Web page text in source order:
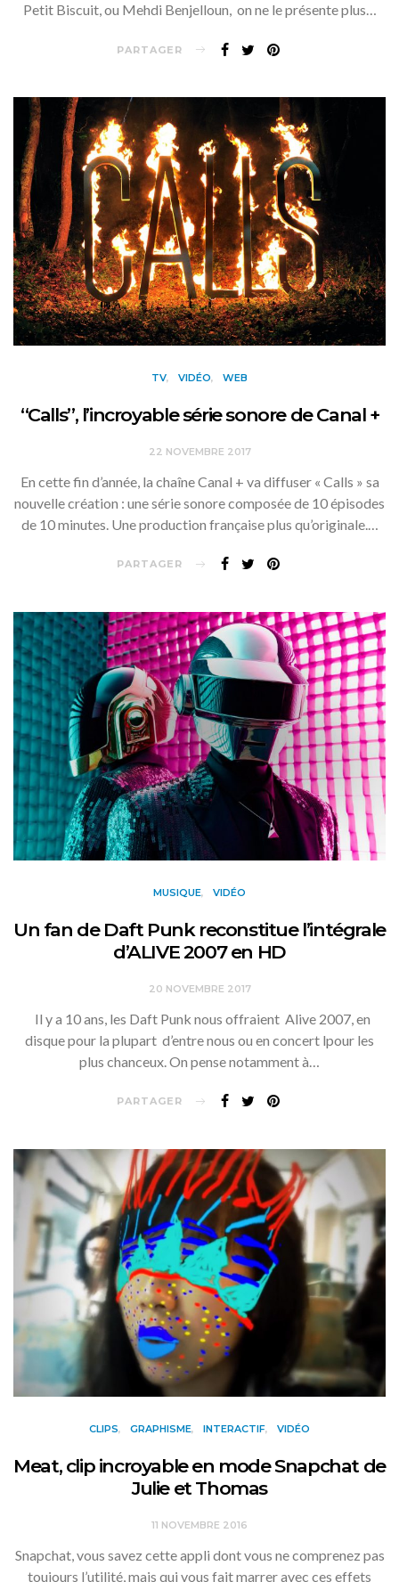
Petit Biscuit, ou Mehdi Benjelloun, on ne le présente plus…
PARTAGER
TV VIDÉO WEB
“Calls”, l’incroyable série sonore de Canal +
22 NOVEMBRE 2017
En cette fin d’année, la chaîne Canal + va diffuser « Calls » sa
nouvelle création : une série sonore composée de 10 épisodes
de 10 minutes. Une production française plus qu’originale.…
PARTAGER
MUSIQUE VIDÉO
Un fan de Daft Punk reconstitue l’intégrale
d’ALIVE 2007 en HD
20 NOVEMBRE 2017
Il y a 10 ans, les Daft Punk nous offraient Alive 2007, en
disque pour la plupart d’entre nous ou en concert lpour les
plus chanceux. On pense notamment à…
PARTAGER
CLIPS GRAPHISME INTERACTIF VIDÉO
Meat, clip incroyable en mode Snapchat de
Julie et Thomas
11 NOVEMBRE 2016
Snapchat, vous savez cette appli dont vous ne comprenez pas
toujours l’utilité, mais qui vous fait marrer avec ces effets